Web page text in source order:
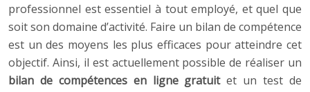
professionnel est essentiel à tout employé, et quel que
soit son domaine d’activité. Faire un bilan de compétence
est un des moyens les plus efficaces pour atteindre cet
objectif. Ainsi, il est actuellement possible de réaliser un
bilan de compétences en ligne gratuitet un test de